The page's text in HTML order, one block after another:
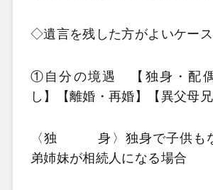
◇遺言を残した方がよいケース
①自分の境遇 【独身・配
し】【離婚・再婚】【異父母
〈独 身〉独身で子供も
弟姉妹が相続人になる場合